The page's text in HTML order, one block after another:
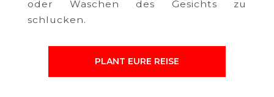
oder Waschen des Gesichts zu
schlucken.
PLANT EURE REISE